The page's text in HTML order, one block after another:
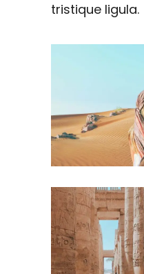
tristique ligula.